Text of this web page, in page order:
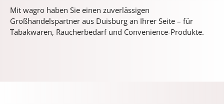
Mit wagro haben Sie einen zuverlässigen
Großhandelspartner aus Duisburg an Ihrer Seite – für
Tabakwaren, Raucherbedarf und Convenience-Produkte.